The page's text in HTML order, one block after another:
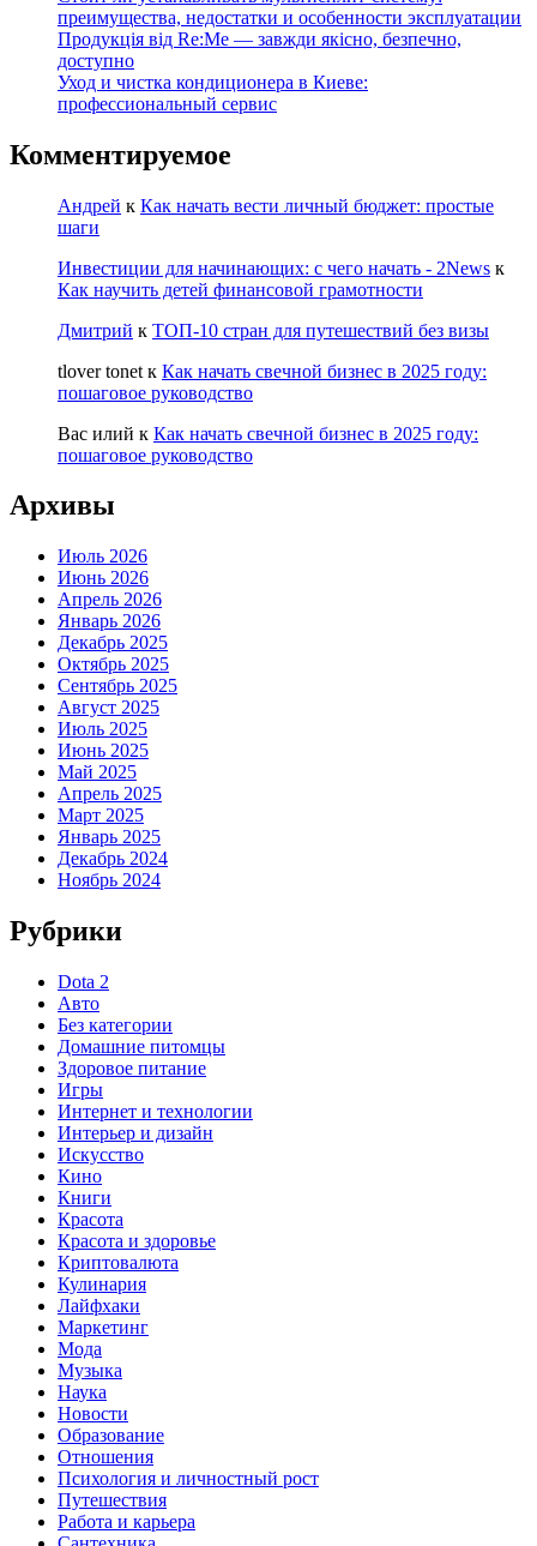
преимущества, недостатки и особенности эксплуатации
Продукція від Re:Me — завжди якісно, безпечно,
доступно
Уход и чистка кондиционера в Киеве:
профессиональный сервис
Комментируемое
Андрей к Как начать вести личный бюджет: простые
шаги
Инвестиции для начинающих: с чего начать - 2News к
Как научить детей финансовой грамотности
Дмитрий к ТОП-10 стран для путешествий без визы
tlover tonet к Как начать свечной бизнес в 2025 году:
пошаговое руководство
Вас илий к Как начать свечной бизнес в 2025 году:
пошаговое руководство
Архивы
Июль 2026
Июнь 2026
Апрель 2026
Январь 2026
Декабрь 2025
Октябрь 2025
Сентябрь 2025
Август 2025
Июль 2025
Июнь 2025
Май 2025
Апрель 2025
Март 2025
Январь 2025
Декабрь 2024
Ноябрь 2024
Рубрики
Dota 2
Авто
Без категории
Домашние питомцы
Здоровое питание
Игры
Интернет и технологии
Интерьер и дизайн
Искусство
Кино
Книги
Красота
Красота и здоровье
Криптовалюта
Кулинария
Лайфхаки
Маркетинг
Мода
Музыка
Наука
Новости
Образование
Отношения
Психология и личностный рост
Путешествия
Работа и карьера